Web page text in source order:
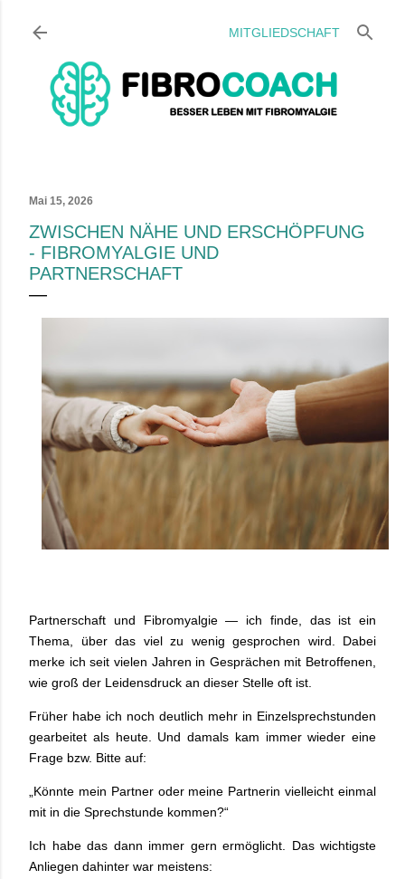
MITGLIEDSCHAFT
Mai 15, 2026
ZWISCHEN NÄHE UND ERSCHÖPFUNG
- FIBROMYALGIE UND
PARTNERSCHAFT
Partnerschaft und Fibromyalgie— ich finde, das ist ein
Thema, über das viel zu wenig gesprochen wird. Dabei
merke ich seit vielen Jahren in Gesprächen mit Betroffenen,
wie groß der Leidensdruck an dieser Stelle oft ist.
Früher habe ich noch deutlich mehr in Einzelsprechstunden
gearbeitet als heute. Und damals kam immer wieder eine
Frage bzw. Bitte auf:
„Könnte mein Partner oder meine Partnerin vielleicht einmal
mit in die Sprechstunde kommen?“
Ich habe das dann immer gern ermöglicht. Das wichtigste
Anliegen dahinter war meistens: